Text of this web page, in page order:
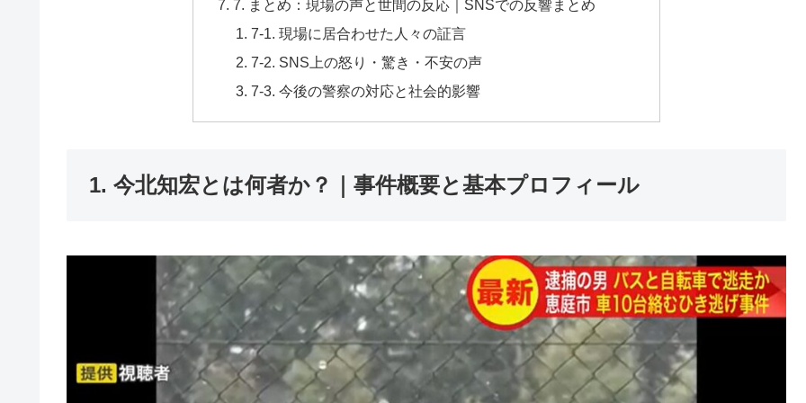
7. まとめ：現場の声と世間の反応｜SNSでの反響まとめ
7-1. 現場に居合わせた人々の証言
7-2. SNS上の怒り・驚き・不安の声
7-3. 今後の警察の対応と社会的影響
1. 今北知宏とは何者か？｜事件概要と基本プロフィール